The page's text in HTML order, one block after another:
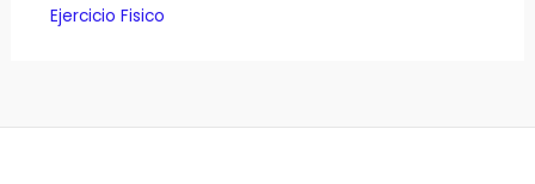
Ejercicio Fisico